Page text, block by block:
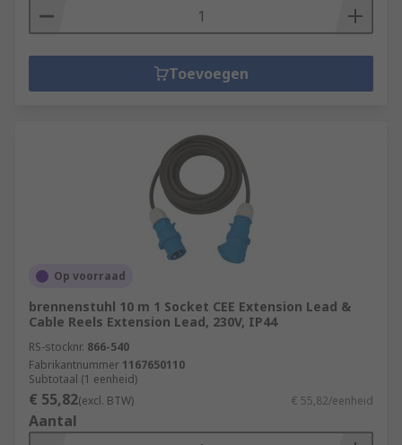
Toevoegen
Op voorraad
brennenstuhl 10 m 1 Socket CEE Extension Lead &
Cable Reels Extension Lead, 230V, IP44
RS-stocknr. 866-540
Fabrikantnummer 1167650110
Subtotaal (1 eenheid)
€ 55,82(excl. BTW) € 55,82/eenheid
Aantal